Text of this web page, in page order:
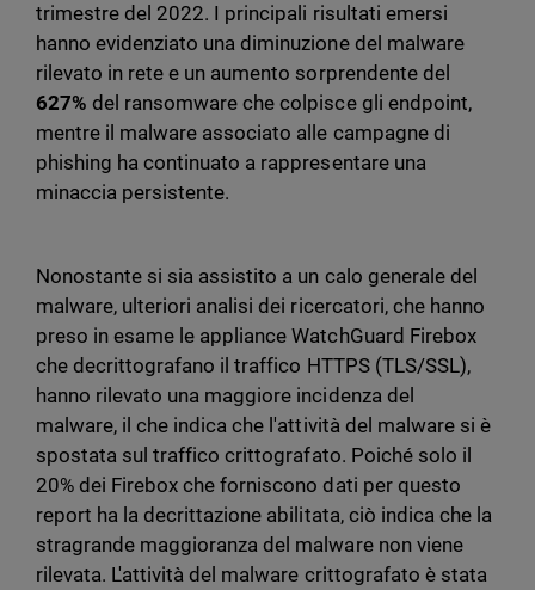
trimestre del 2022. I principali risultati emersi
hanno evidenziato una diminuzione del malware
rilevato in rete e un aumento sorprendente del
627% del ransomware che colpisce gli endpoint,
mentre il malware associato alle campagne di
phishing ha continuato a rappresentare una
minaccia persistente.
Nonostante si sia assistito a un calo generale del
malware, ulteriori analisi dei ricercatori, che hanno
preso in esame le appliance WatchGuard Firebox
che decrittografano il traffico HTTPS (TLS/SSL),
hanno rilevato una maggiore incidenza del
malware, il che indica che l'attività del malware si è
spostata sul traffico crittografato. Poiché solo il
20% dei Firebox che forniscono dati per questo
report ha la decrittazione abilitata, ciò indica che la
stragrande maggioranza del malware non viene
rilevata. L'attività del malware crittografato è stata